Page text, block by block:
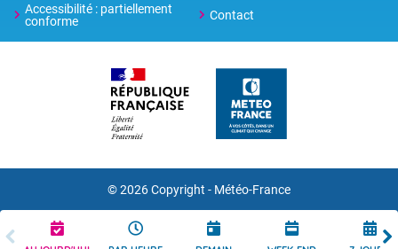
Accessibilité : partiellement
conforme
Contact
© 2026 Copyright - Météo-France